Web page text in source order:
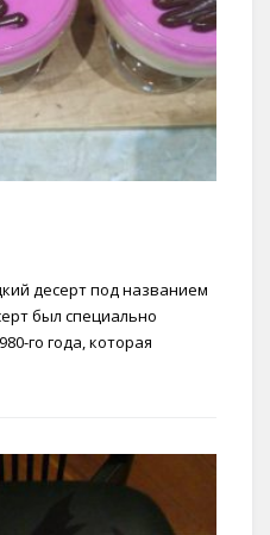
десерт под названием
был специально
го года, которая